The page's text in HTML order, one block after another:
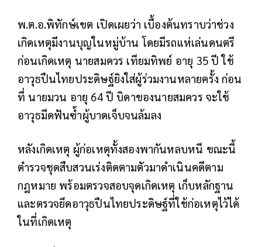
พ.ต.อ.พิทักษ์เขต เปิดเผยว่า เบื้องต้นทราบว่าช่วง
เกิดเหตุมีงานบุญในหมู่บ้าน โดยมีรถแห่เล่นดนตรี
ก่อนเกิดเหตุ นายสมควร เทียมทิพย์ อายุ 35 ปี ใช้
อาวุธปืนไทยประดิษฐ์ยิงใส่ผู้ร่วมงานหลายครั้ง ก่อน
ที่ นายมวน อายุ 64 ปี บิดาของนายสมควร จะใช้
อาวุธมีดฟันซ้ำผู้บาดเจ็บจนล้มลง
หลังเกิดเหตุ ผู้ก่อเหตุทั้งสองพากันหลบหนี ขณะนี้
ตำรวจชุดสืบสวนเร่งติดตามตัวมาดำเนินคดีตาม
กฎหมาย พร้อมตรวจสอบจุดเกิดเหตุ เก็บหลักฐาน
และตรวจยึดอาวุธปืนไทยประดิษฐ์ที่ใช้ก่อเหตุไว้ได้
ในที่เกิดเหตุ